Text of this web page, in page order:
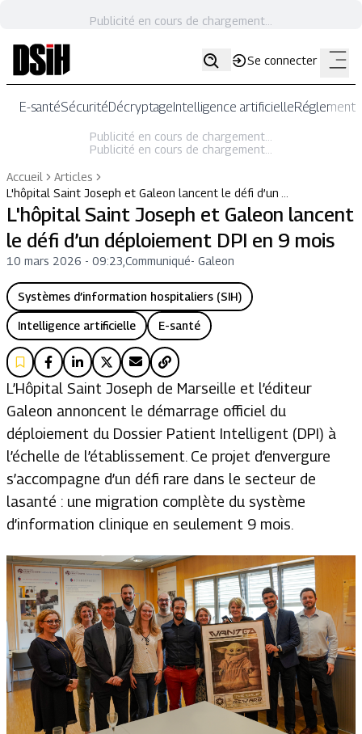
Publicité en cours de chargement...
Se connecter
E-santéSécuritéDécryptageIntelligence artificielle
Publicité en cours de chargement...
Publicité en cours de chargement...
Accueil
Articles
L'hôpital Saint Joseph et Galeon lancent le défi d’un …
L'hôpital Saint Joseph et Galeon lancent
le défi d’un déploiement DPI en 9 mois
10 mars 2026 - 09:23 Communiqué- Galeon
Systèmes d’information hospitaliers (SIH)
Intelligence artificielle E-santé
L’Hôpital Saint Joseph de Marseille et l’éditeur
Galeon annoncent le démarrage officiel du
déploiement du Dossier Patient Intelligent (DPI) à
l’échelle de l’établissement. Ce projet d’envergure
s’accompagne d’un défi rare dans le secteur de
lasanté : une migration complète du système
d’information clinique en seulement 9 mois.